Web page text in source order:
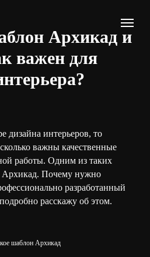
Архикад и
важен для
дизайна интерьеров, то
важны качественные
работы. Одним из таких
Архикад. Почему нужно
разработанный
расскажу об этом.
шаблон Архикад